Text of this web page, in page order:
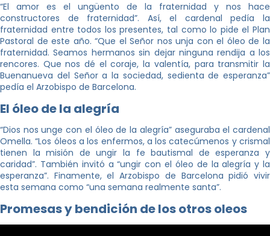
“El amor es el ungüento de la fraternidad y nos hace
constructores de fraternidad”. Así, el cardenal pedía la
fraternidad entre todos los presentes, tal como lo pide el Plan
Pastoral de este año. “Que el Señor nos unja con el óleo de la
fraternidad. Seamos hermanos sin dejar ninguna rendija a los
rencores. Que nos dé el coraje, la valentía, para transmitir la
Buenanueva del Señor a la sociedad, sedienta de esperanza”
pedía el Arzobispo de Barcelona.
El óleo de la alegría
“Dios nos unge con el óleo de la alegría” aseguraba el cardenal
Omella. “Los óleos a los enfermos, a los catecúmenos y crismal
tienen la misión de ungir la fe bautismal de esperanza y
caridad”. También invitó a “ungir con el óleo de la alegría y la
esperanza”. Finamente, el Arzobispo de Barcelona pidió vivir
esta semana como “una semana realmente santa”.
Promesas y bendición de los otros oleos